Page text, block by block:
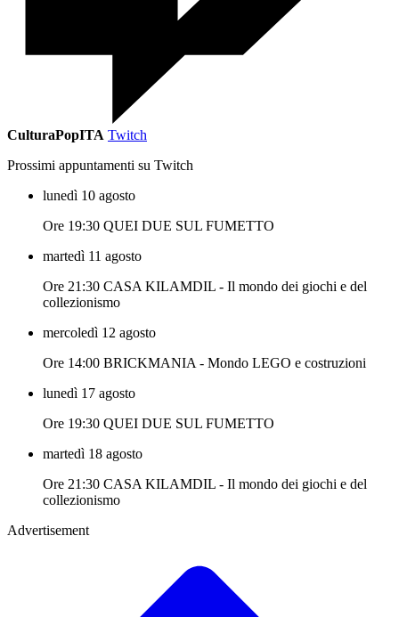
CulturaPopITA Twitch
Prossimi appuntamenti su Twitch
lunedì 10 agosto
Ore 19:30 QUEI DUE SUL FUMETTO
martedì 11 agosto
Ore 21:30 CASA KILAMDIL - Il mondo dei giochi e del
collezionismo
mercoledì 12 agosto
Ore 14:00 BRICKMANIA - Mondo LEGO e costruzioni
lunedì 17 agosto
Ore 19:30 QUEI DUE SUL FUMETTO
martedì 18 agosto
Ore 21:30 CASA KILAMDIL - Il mondo dei giochi e del
collezionismo
Advertisement